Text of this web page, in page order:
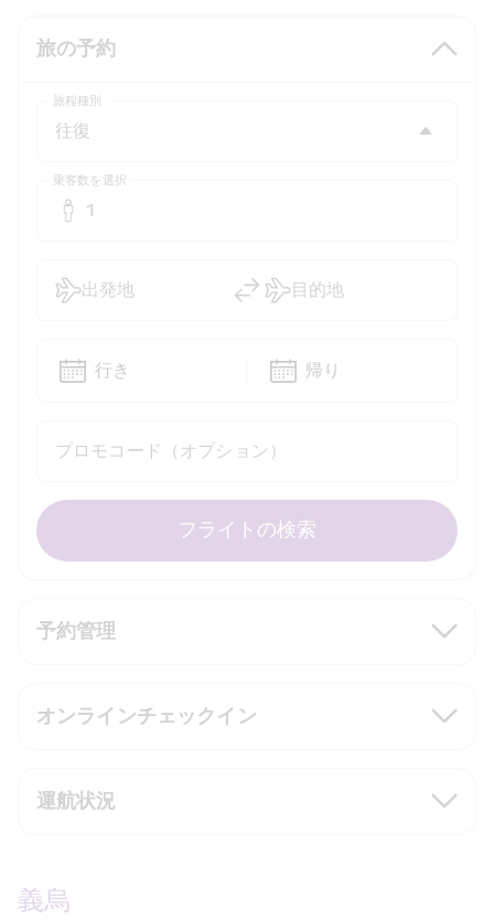
旅の予約
予約管理
オンラインチェックイン
運航状況
旅程種別
乗客数を選択
1
プロモコード（オプション）
出発地 目的地
行き 帰り
フライトの検索
義烏